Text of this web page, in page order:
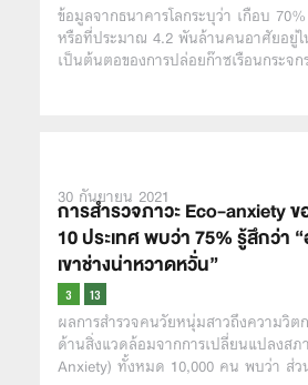
ข้อมูลจากธนาคารโลกระบุว่า เกือบ
หรือที่ประมาณ 4.2 พันล้านคนอาศัยอยู่ใ
เป็นต้นตอของการปล่อยก๊าซเรือนกระจ
30 กันยายน 2021
การสำรวจภาวะ Eco-anxiety
10 ประเทศ พบว่า 75% รู้สึกว่า
เขาช่างน่าหวาดหวั่น”
ผลการสำรวจคนวัยหนุ่มสาวถึงความวิ
ด้านสิ่งแวดล้อมจากการเปลี่ยนแปลงส
Anxiety) ทั้งหมด 10,000 คน พบว่า ส่